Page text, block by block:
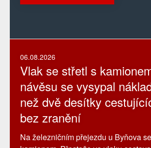
06.08.2026
Vlak se střetl s
návěsu se vysypal
než dvě desítky
bez zranění
Na železničním přejezdu u Byňova